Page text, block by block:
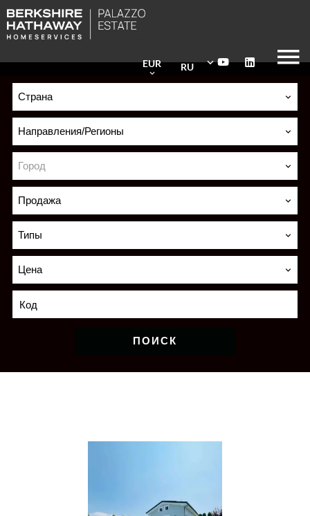
RU
EUR
Страна
Направления/Регионы
Город
Продажа
Типы
Цена
ПОИСК